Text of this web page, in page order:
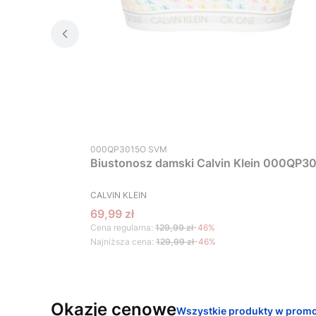
Kod produktu
000QP3015O SVM
Biustonosz damski Calvin Klein
PRODUCENT
CALVIN KLEIN
Cena promocyjna
69,99 zł
Cena regularna: 129,99 zł-46%
Najniższa cena: 129,99 zł-46%
Okazje cenoweWszystkie produkty w